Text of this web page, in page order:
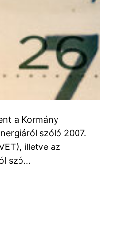
a Kormány
szóló 2007.
illetve az
szó…